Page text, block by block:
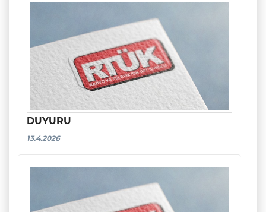
DUYURU
13.4.2026